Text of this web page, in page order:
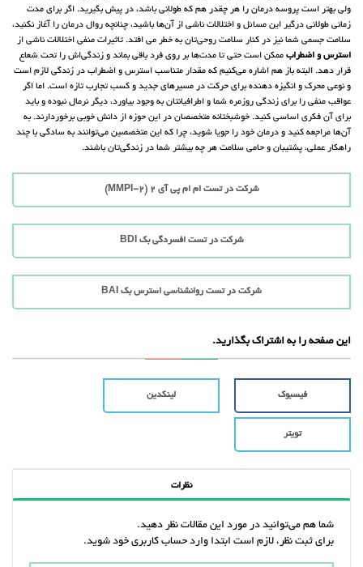
ولی بهتر است پروسه درمان را هر چقدر هم که طولانی باشد، در پیش بگیرید. اگر برای مدت
زمانی طولانی درگیر این مسائل و اختلالات ناشی از آن‌ها باشید، چنانچه روال درمان را آغاز نکنید،
سلامت جسمی شما نیز در کنار سلامت روحی‌تان به خطر می افتد. تاثیرات منفی اختلالات ناشی از
استرس و اضطراب ممکن است حتی تا مدت‌ها بر روی فرد باقی بماند و زندگی‌اش را تحت شعاع
قرار دهد. البته باز هم اشاره می‌کنیم که مقدار متناسب استرس و اضطراب در زندگی لازم است
و نوعی محرک و انگیزه دهنده برای حرکت در مسیرهای جدید و کسب تجارب تازه است. اما اگر
عواقب منفی را برای زندگی روزمره شما و اطرافیانتان به وجود بیاورد، دیگر نرمال نبوده و باید
برای آن فکری اساسی کنید. خوشبختانه متخصصان در این حوزه از دانش خوبی برخوردارند. به
آن‌ها مراجعه کنید و درمان خود را جویا شوید، چرا که این متخصصین می‌توانند به سادگی با چند
راهکار عملی، پشتیبان و حامی سلامت هر چه بیشتر شما در زندگی‌تان باشند.
شرکت در تست ام ام پی آی 2 (MMPI-2)
شرکت در تست افسردگی بک BDI
شرکت در تست روانشناسی استرس بک BAI
این صفحه را به اشتراک بگذارید.
فیسبوک لینکدین
تویتر
نظرات
شما هم می‌توانید در مورد این مقالات نظر دهید.
برای ثبت نظر، لازم است ابتدا وارد حساب کاربری خود شوید.